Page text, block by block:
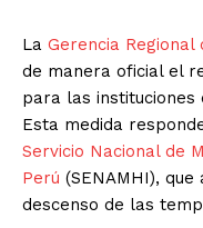
La Gerencia Regional
de manera oficial el
para las instituciones
Esta medida
Servicio Nacional de
Perú (SENAMHI),
descenso de las